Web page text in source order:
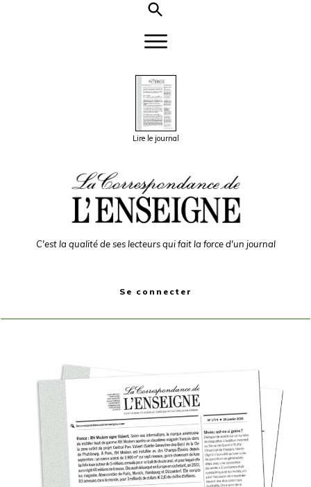
Lire le journal
C'est la qualité de ses lecteurs qui fait la force d'un journal
Se connecter